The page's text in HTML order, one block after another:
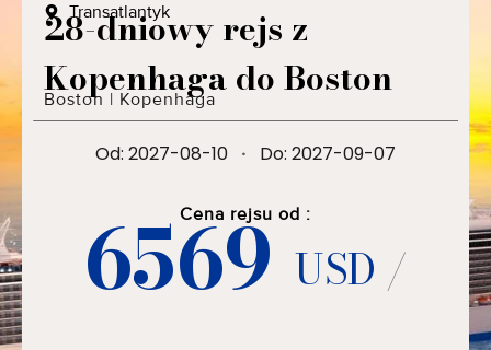
Transatlantyk
28-dniowy rejs z
Kopenhaga do Boston
Boston | Kopenhaga
Od: 2027-08-10 · Do: 2027-09-07
Cena rejsu od :
6569USD /